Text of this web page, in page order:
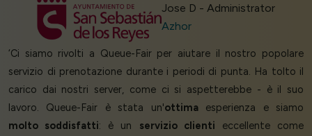
Jose D - Administrator
Azhor
‘Ci siamo rivolti a Queue-Fair per aiutare il nostro popolare
servizio di prenotazione durante i periodi di punta. Ha tolto il
carico dai nostri server, come ci si aspetterebbe - è il suo
lavoro. Queue-Fair è stata un'ottimaesperienza e siamo
molto soddisfatti: è un servizio clienti eccellente come